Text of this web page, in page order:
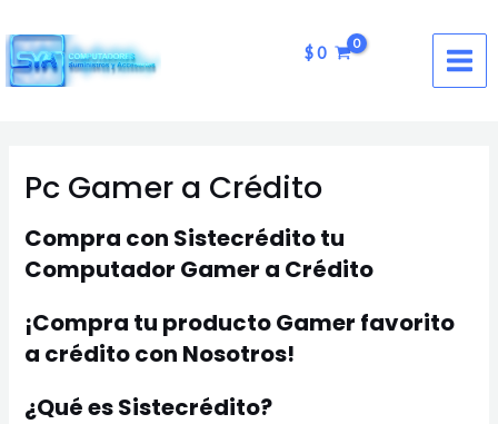
al
contenido
$0
Pc Gamer a Crédito
Compra con Sistecrédito tu
Computador Gamer a Crédito
¡Compra tu producto Gamer favorito
a crédito con Nosotros!
¿Qué es Sistecrédito?